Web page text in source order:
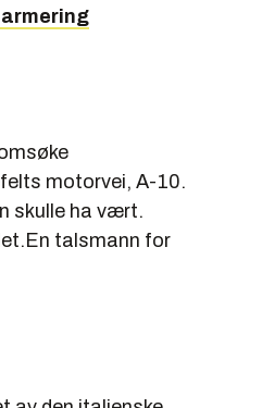
motorvei, A-10.
skulle ha vært.
talsmann for